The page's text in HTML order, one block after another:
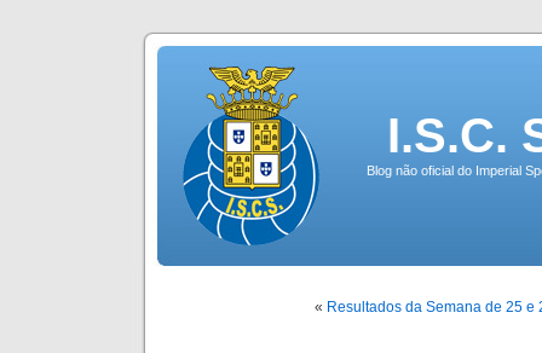
I.S.C.
Blog não oficial do Imperial
« Resultados da Semana de 25 e